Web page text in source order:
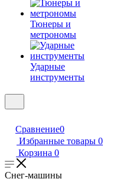
Тюнеры и
метрономы
Ударные
инструменты
Сравнение0
Избранные товары 0
Корзина 0
Снег-машины